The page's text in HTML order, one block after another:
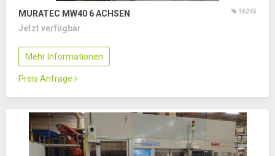
MURATEC MW40 6 ACHSEN 16245
Jetzt verfügbar
Mehr Informationen
Preis Anfrage